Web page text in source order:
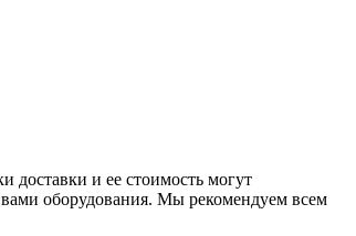
доставки и ее стоимость могут
вами оборудования. Мы рекомендуем всем